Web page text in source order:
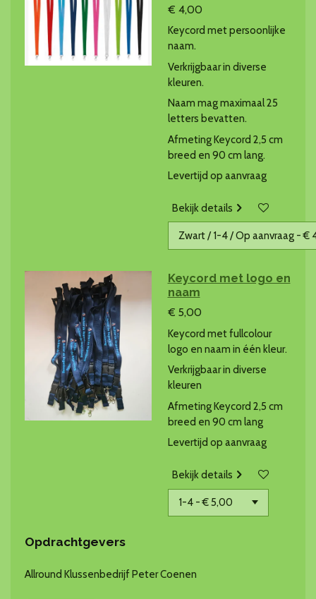
€ 4,00
Keycord met persoonlijke
naam.
Verkrijgbaar in diverse
kleuren.
Naam mag maximaal 25
letters bevatten.
Afmeting Keycord 2,5 cm
breed en 90 cm lang.
Levertijd op aanvraag
Bekijk details
Keycord met logo en
naam
€ 5,00
Keycord met fullcolour
logo en naam in één kleur.
Verkrijgbaar in diverse
kleuren
Afmeting Keycord 2,5 cm
breed en 90 cm lang
Levertijd op aanvraag
Bekijk details
Opdrachtgevers
Allround Klussenbedrijf Peter Coenen